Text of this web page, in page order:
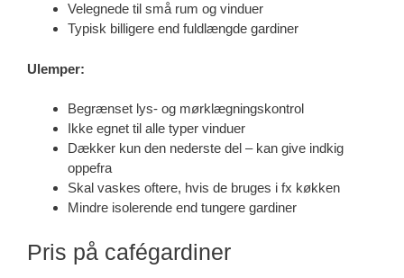
Velegnede til små rum og vinduer
Typisk billigere end fuldlængde gardiner
Ulemper:
Begrænset lys- og mørklægningskontrol
Ikke egnet til alle typer vinduer
Dækker kun den nederste del – kan give indkig
oppefra
Skal vaskes oftere, hvis de bruges i fx køkken
Mindre isolerende end tungere gardiner
Pris på cafégardiner